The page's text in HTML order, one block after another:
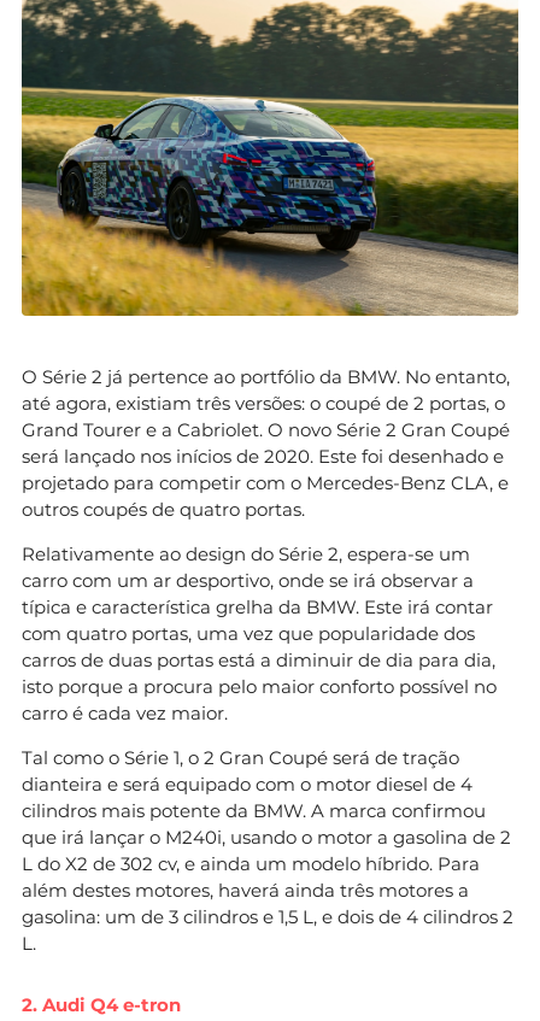
O Série 2 já pertence ao portfólio da BMW. No entanto,
até agora, existiam três versões: o coupé de 2 portas, o
Grand Tourer e a Cabriolet. O novo Série 2 Gran Coupé
será lançado nos inícios de 2020. Este foi desenhado e
projetado para competir com o Mercedes-Benz CLA, e
outros coupés de quatro portas.
Relativamente ao design do Série 2, espera-se um
carro com um ar desportivo, onde se irá observar a
típica e característica grelha da BMW. Este irá contar
com quatro portas, uma vez que popularidade dos
carros de duas portas está a diminuir de dia para dia,
isto porque a procura pelo maior conforto possível no
carro é cada vez maior.
Tal como o Série 1, o 2 Gran Coupé será de tração
dianteira e será equipado com o motor diesel de 4
cilindros mais potente da BMW. A marca confirmou
que irá lançar o M240i, usando o motor a gasolina de 2
L do X2 de 302 cv, e ainda um modelo híbrido. Para
além destes motores, haverá ainda três motores a
gasolina: um de 3 cilindros e 1,5 L, e dois de 4 cilindros 2
L.
2. Audi Q4 e-tron